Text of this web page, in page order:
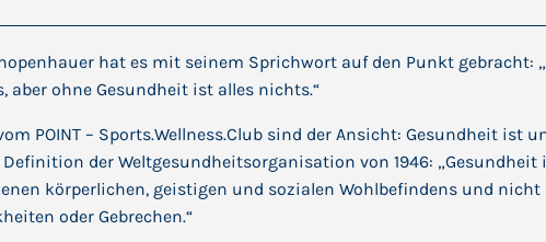
hat es mit seinem Sprichwort auf den Punkt gebracht:
aber ohne Gesundheit ist alles nichts.“
POINT – Sports.Wellness.Club sind der Ansicht: Gesundheit ist
der Weltgesundheitsorganisation von 1946: „Gesundheit
körperlichen, geistigen und sozialen Wohlbefindens und nicht
oder Gebrechen.“